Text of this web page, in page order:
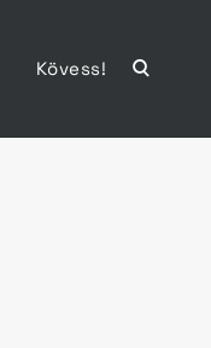
Kövess!
open